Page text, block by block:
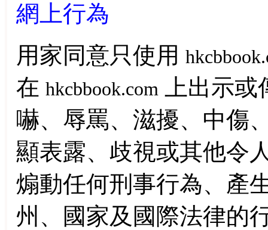
網上行為
用家同意只使用
在 hkcbbook.com
上出示
嚇、辱罵、滋擾、中傷
顯表露、歧視或其他令
煽動任何刑事行為、產
州、國家及國際法律的